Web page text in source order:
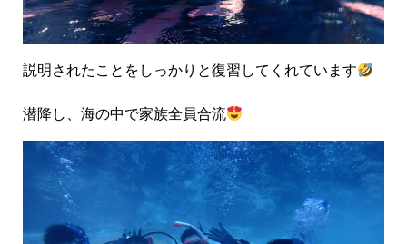
説明されたことをしっかりと復習してくれています
潜降し、海の中で家族全員合流